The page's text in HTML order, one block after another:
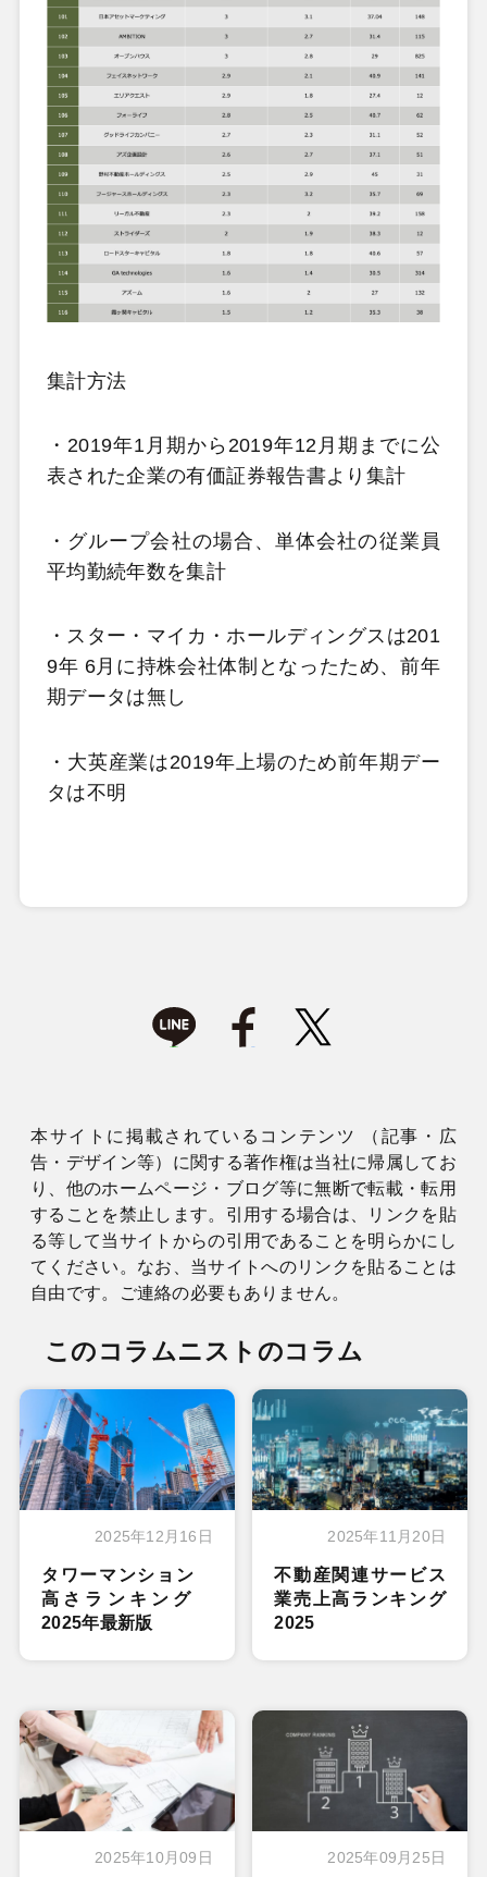
集計方法
・2019年1月期から2019年12月期までに公
表された企業の有価証券報告書より集計
・グループ会社の場合、単体会社の従業員
平均勤続年数を集計
・スター・マイカ・ホールディングスは201
9年 6月に持株会社体制となったため、前年
期データは無し
・大英産業は2019年上場のため前年期デー
タは不明
本サイトに掲載されているコンテンツ （記事・広
告・デザイン等）に関する著作権は当社に帰属してお
り、他のホームページ・ブログ等に無断で転載・転用
することを禁止します。引用する場合は、リンクを貼
る等して当サイトからの引用であることを明らかにし
てください。なお、当サイトへのリンクを貼ることは
自由です。ご連絡の必要もありません。
このコラムニストのコラム
2025年12月16日
タワーマンション
高さランキング
2025年最新版
2025年11月20日
不動産関連サービス
業売上高ランキング
2025
2025年10月09日 2025年09月25日